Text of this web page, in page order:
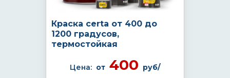
Краска certa от 400 до
1200 градусов,
термостойкая
Цена: от 400 руб/